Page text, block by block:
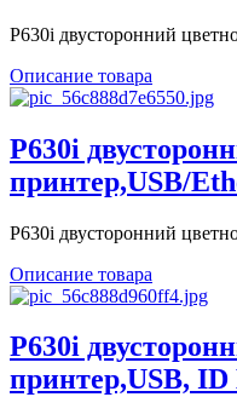
P630i двусторонний
Описание товара
P630i
принтер,USB/
P630i двусторонний
Описание товара
P630i
принтер,USB, ID